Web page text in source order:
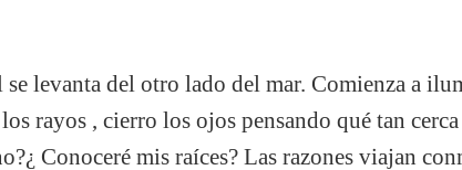
se levanta del otro lado del mar. Comienza a
rayos , cierro los ojos pensando qué tan
Conoceré mis raíces? Las razones viajan